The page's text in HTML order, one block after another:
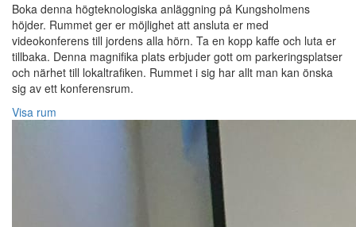
Boka denna högteknologiska anläggning på Kungsholmens
höjder. Rummet ger er möjlighet att ansluta er med
videokonferens till jordens alla hörn. Ta en kopp kaffe och luta er
tillbaka. Denna magnifika plats erbjuder gott om parkeringsplatser
och närhet till lokaltrafiken. Rummet i sig har allt man kan önska
sig av ett konferensrum.
Visa rum